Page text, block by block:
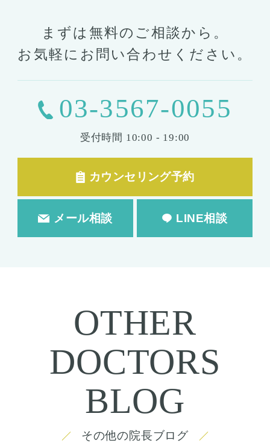
まずは無料のご相談から。
お気軽にお問い合わせください。
03-3567-0055
受付時間 10:00 - 19:00
カウンセリング予約
メール相談 LINE相談
OTHER
DOCTORS
BLOG
その他の院長ブログ